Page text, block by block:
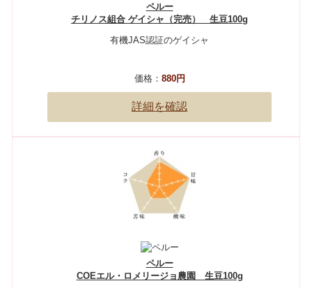
ペルー
チリノス組合 ゲイシャ（完売） 生豆100g
有機JAS認証のゲイシャ
価格： 880円
詳細を確認
ペルー
COEエル・ロメリージョ農園 生豆100g